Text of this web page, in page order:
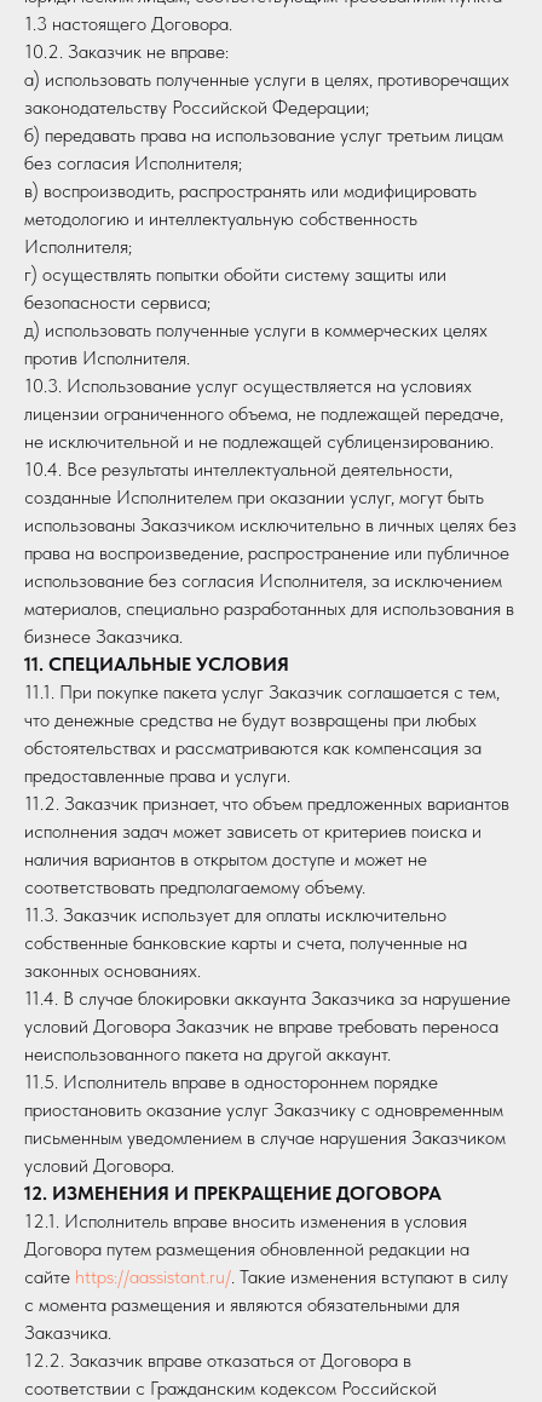
1.3 настоящего Договора.
10.2. Заказчик не вправе:
а) использовать полученные услуги в целях, противоречащих
законодательству Российской Федерации;
б) передавать права на использование услуг третьим лицам
без согласия Исполнителя;
в) воспроизводить, распространять или модифицировать
методологию и интеллектуальную собственность
Исполнителя;
г) осуществлять попытки обойти систему защиты или
безопасности сервиса;
д) использовать полученные услуги в коммерческих целях
против Исполнителя.
10.3. Использование услуг осуществляется на условиях
лицензии ограниченного объема, не подлежащей передаче,
не исключительной и не подлежащей сублицензированию.
10.4. Все результаты интеллектуальной деятельности,
созданные Исполнителем при оказании услуг, могут быть
использованы Заказчиком исключительно в личных целях без
права на воспроизведение, распространение или публичное
использование без согласия Исполнителя, за исключением
материалов, специально разработанных для использования в
бизнесе Заказчика.
11. СПЕЦИАЛЬНЫЕ УСЛОВИЯ
11.1. При покупке пакета услуг Заказчик соглашается с тем,
что денежные средства не будут возвращены при любых
обстоятельствах и рассматриваются как компенсация за
предоставленные права и услуги.
11.2. Заказчик признает, что объем предложенных вариантов
исполнения задач может зависеть от критериев поиска и
наличия вариантов в открытом доступе и может не
соответствовать предполагаемому объему.
11.3. Заказчик использует для оплаты исключительно
собственные банковские карты и счета, полученные на
законных основаниях.
11.4. В случае блокировки аккаунта Заказчика за нарушение
условий Договора Заказчик не вправе требовать переноса
неиспользованного пакета на другой аккаунт.
11.5. Исполнитель вправе в одностороннем порядке
приостановить оказание услуг Заказчику с одновременным
письменным уведомлением в случае нарушения Заказчиком
условий Договора.
12. ИЗМЕНЕНИЯ И ПРЕКРАЩЕНИЕ ДОГОВОРА
12.1. Исполнитель вправе вносить изменения в условия
Договора путем размещения обновленной редакции на
сайте https://aassistant.ru/. Такие изменения вступают в силу
с момента размещения и являются обязательными для
Заказчика.
12.2. Заказчик вправе отказаться от Договора в
соответствии с Гражданским кодексом Российской